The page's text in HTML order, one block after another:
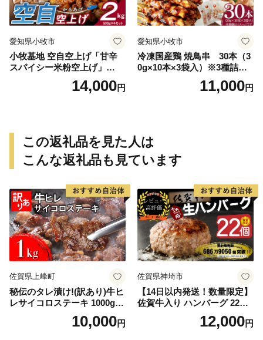
愛知県小牧市
小牧基地 空自空上げ「甘辛
スパイシー米粉空上げ」
（計2kg 500g×4袋）手羽先
14,000円
愛知県小牧市
冷凍国産鶏 焼鳥串 30本（3
0g×10本×3袋入）※3種詰め
合わせ 焼き鳥 おつまみ バー
ベキュー 小分け 国産 鶏肉 焼
せ
11,000円
この返礼品を見た人は
こんな返礼品も見ています
佐賀県上峰町
秘伝のタレ漬け!(訳あり)牛ヒ
レサイコロステーキ 1000g
10,000円
佐賀県神埼市
【14日以内発送！数量限定】
佐賀牛入り ハンバーグ 22個
2.6kg(120g×22個)【佐賀牛
黒毛和牛 ブランド牛 九州 ハ
12,000円